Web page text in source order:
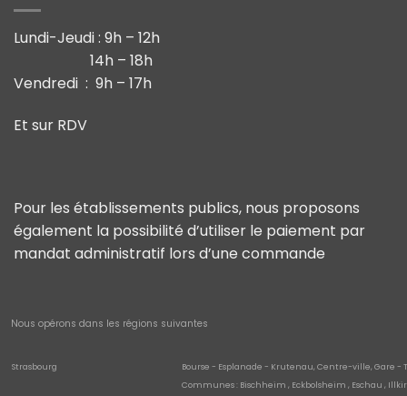
Lundi-Jeudi : 9h – 12h
14h – 18h
Vendredi : 9h – 17h
Et sur RDV
Pour les établissements publics, nous proposons
également la possibilité d’utiliser le paiement par
mandat administratif lors d’une commande
Nous opérons dans les régions suivantes
Strasbourg
Bourse - Esplanade - Krutenau, Centre-ville, Gare -
Communes : Bischheim , Eckbolsheim , Eschau ,